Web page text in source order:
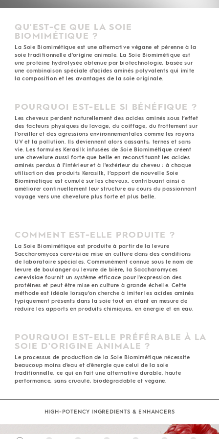
QU'EST-CE QUE LA SOIE
BIOMIMÉTIQUE ?
La Soie Biomimétique est une alternative végane et pérenne à la
soie traditionnelle d'origine animale. La Soie Biomimétique est
une protéine hydrolysée obtenue par biotechnologie, basée sur
une combinaison spéciale d'acides aminés polyvalents qui imite
la composition et les avantages de la soie originale.
POURQUOI EST-ELLE SI BÉNÉFIQUE ?
Les cheveux perdent naturellement des acides aminés sous l’effet
des facteurs physiques du lavage, du coiffage, du frottement sur
l’oreiller et des agressions environnementales comme les rayons
UV et la pollution. Ils deviennent alors cassants, ternes et sans
vie. Les formules Kerasilk infusées de Soie Biomimétique créent
une chevelure aussi forte que belle en reconstituant les acides
aminés perdus à l'intérieur et à l'extérieur du cheveu : à chaque
utilisation des produits Kerasilk, l’apport de nouvelle Soie
Biomimétique est cumulé sur les cheveux, contribuant ainsi à
améliorer continuellement leur structure au cours du passionnant
voyage vers une chevelure plus forte et plus belle.
COMMENT EST-ELLE PRODUITE ?
La Soie Biomimétique est produite à partir de la levure
Saccharomyces cerevisiae mise en culture dans des conditions
de laboratoire spéciales. Communément connue sous le nom de
levure de boulanger ou levure de bière, la Saccharomyces
cerevisiae fournit un système efficace pour l'expression des
protéines et peut être mise en culture à grande échelle. Cette
méthode est idéale lorsqu’on cherche à imiter les acides aminés
typiquement présents dans la soie tout en étant en mesure de
réduire les apports en produits chimiques, en énergie et en eau.
POURQUOI EST-ELLE PRÉFÉRABLE À LA
SOIE D'ORIGINE ANIMALE ?
Le processus de production de la Soie Biomimétique nécessite
beaucoup moins d'eau et d'énergie que celui de la soie
traditionnelle, ce qui en fait une alternative durable, haute
performance, sans cruauté, biodégradable et végane.
HIGH-POTENCY INGREDIENTS & ENHANCERS